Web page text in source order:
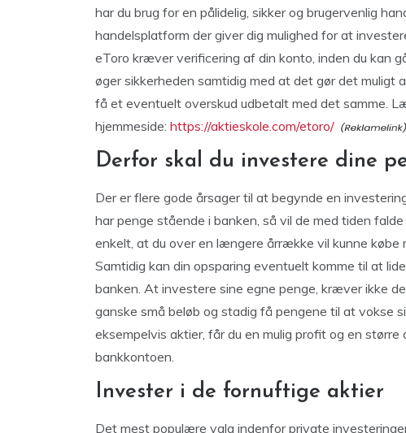
har du brug for en pålidelig, sikker og brugervenlig
handelsplatform der giver dig mulighed for at
eToro kræver verificering af din konto, inden du kan
øger sikkerheden samtidig med at det gør det
få et eventuelt overskud udbetalt med det samme.
hjemmeside: https://aktieskole.com/etoro/
Derfor skal du investere dine
Der er flere gode årsager til at begynde en
har penge stående i banken, så vil de med tiden
enkelt, at du over en længere årrække vil kunne købe
Samtidig kan din opsparing eventuelt komme til at
banken. At investere sine egne penge, kræver ikke
ganske små beløb og stadig få pengene til at vokse
eksempelvis aktier, får du en mulig profit og en
bankkontoen.
Invester i de fornuftige aktier
Det mest populære valg indenfor private